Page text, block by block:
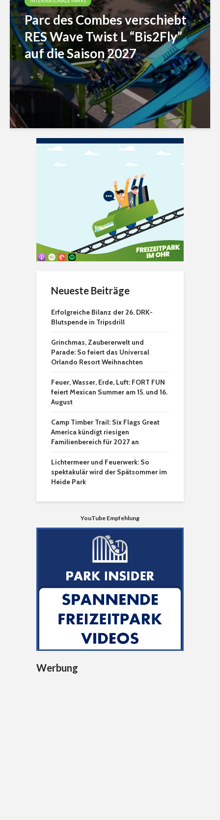
Parc des Combes verschiebt
RES Wave Twist L “Bis2Fly”
auf die Saison 2027
Neueste Beiträge
Erfolgreiche Bilanz der 26. DRK-
Blutspende in Tripsdrill
Grinchmas, Zaubererwelt und
Parade: So feiert das Universal
Orlando Resort Weihnachten
Feuer, Wasser, Erde, Luft: FORT FUN
feiert Mexican Summer am 15. und 16.
August
Camp Timber Trail: Six Flags Great
America kündigt riesigen
Familienbereich für 2027 an
Lichtermeer und Feuerwerk: So
spektakulär wird der Spätsommer im
Heide Park
YouTube Empfehlung
Werbung